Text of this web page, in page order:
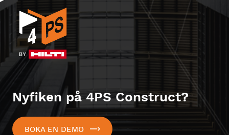
Nyfiken på 4PS Construct?
BOKA EN DEMO